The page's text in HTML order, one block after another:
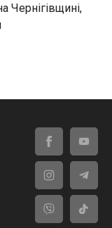
Чернігівщині,